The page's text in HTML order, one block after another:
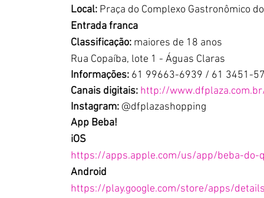
Local: Praça do Complexo Gastronômico
Entrada franca
Classificação: maiores de 18 anos
Rua Copaíba, lote 1 - Águas Claras
Informações: 61 99663-6939 / 61 3451-
Canais digitais: http://
Instagram: @dfplazashopping
App Beba!
iOS
https://apps.apple.com/us/app/beba-do-
Android
https://play.google.com/store/apps/